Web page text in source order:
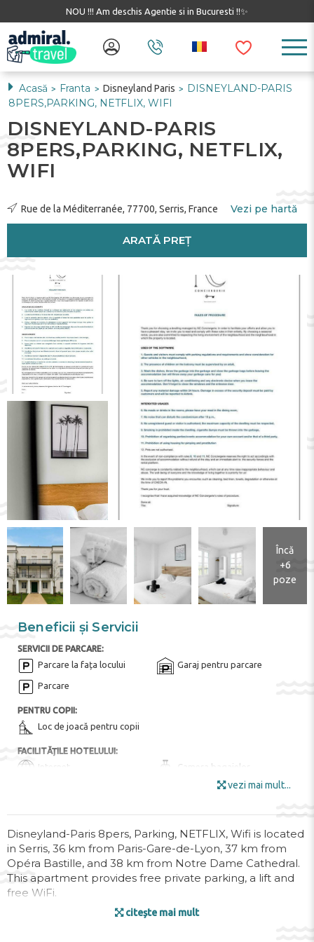
NOU !!! Am deschis Agentie si in Bucuresti !!✨
Acasă > Franta > Disneyland Paris >
DISNEYLAND-PARIS
8PERS,PARKING, NETFLIX, WIFI
DISNEYLAND-PARIS
8PERS,PARKING, NETFLIX,
WIFI
Rue de la Méditerranée, 77700, Serris, France Vezi pe hartă
ARATĂ PREȚ
Încă
+6
poze
Beneficii și Servicii
SERVICII DE PARCARE:
Parcare la fața locului Garaj pentru parcare
Parcare
PENTRU COPII:
Loc de joacă pentru copii
FACILITĂȚILE HOTELULUI:
Internet Camera bagajelor
DIVERTISMENT ȘI SPORT:
Parc acvatic Teren de golf
ALTE POSIBILITĂȚI:
Serviciu de transfer ($)
DOTĂRILE CAMEREI:
vezi mai mult...
Disneyland-Paris 8pers, Parking, NETFLIX, Wifi is located
in Serris, 36 km from Paris-Gare-de-Lyon, 37 km from
Opéra Bastille, and 38 km from Notre Dame Cathedral.
This apartment provides free private parking, a lift and
free WiFi.
The apartment comes with 3 bedrooms, 1 bathroom,
citește mai mult